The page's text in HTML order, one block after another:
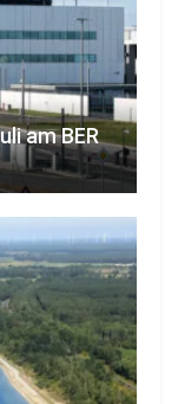
am BER